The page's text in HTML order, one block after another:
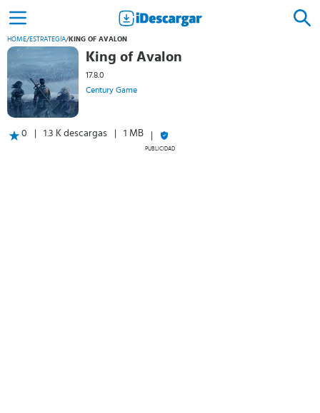
HOME/ESTRATEGIA/ KING OF AVALON
King of Avalon
17.8.0
Century Game
0 1.3 K descargas 1 MB
PUBLICIDAD